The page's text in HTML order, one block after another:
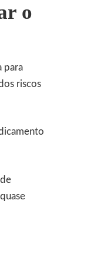
o
para
riscos